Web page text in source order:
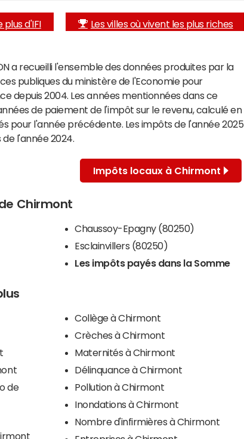
plus d'IFI Les villes où vivent les plus riches
a recueilli l'ensemble des données produites par la
publiques du ministère de l'Economie pour
depuis 2004. Les années mentionnées dans ce
de paiement de l'impôt sur le revenu, calculé en
pour l'année précédente. Les impôts de l'année 2025
l'année 2024.
Impôts locaux à Chirmont
Chirmont
Chaussoy-Epagny (80250)
Esclainvillers (80250)
Les impôts payés dans la Somme
de
Collège à Chirmont
Crèches à Chirmont
Maternités à Chirmont
Délinquance à Chirmont
Pollution à Chirmont
Inondations à Chirmont
Nombre d'infirmières à Chirmont